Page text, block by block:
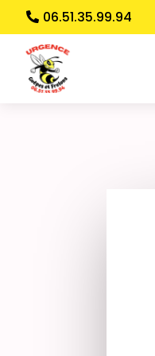
06.51.35.99.94